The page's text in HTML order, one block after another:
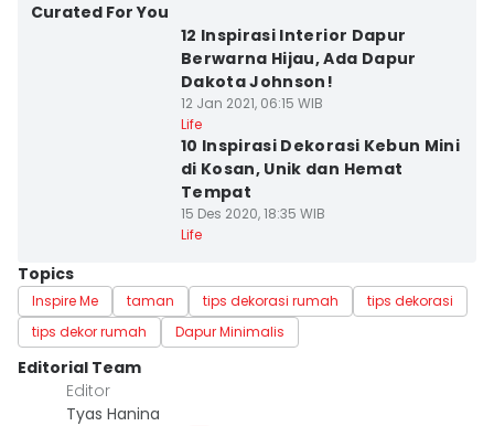
Curated For You
12 Inspirasi Interior Dapur
Berwarna Hijau, Ada Dapur
Dakota Johnson!
12 Jan 2021, 06:15 WIB
Life
10 Inspirasi Dekorasi Kebun Mini
di Kosan, Unik dan Hemat
Tempat
15 Des 2020, 18:35 WIB
Life
Topics
Inspire Me taman tips dekorasi rumah
tips dekorasi
tips dekor rumah
Dapur Minimalis
Editorial Team
Editor
Tyas Hanina